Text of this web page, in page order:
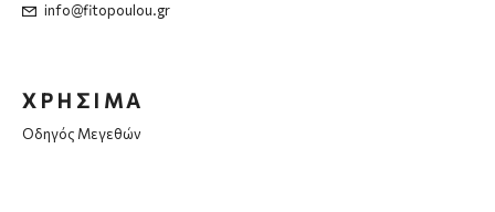
info@fitopoulou.gr
ΧΡΗΣΙΜΑ
Οδηγός Μεγεθών